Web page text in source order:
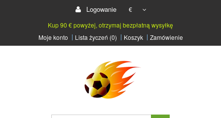
Logowanie
€
Kup 90 € powyżej, otrzymaj bezpłatną wysyłkę
Moje konto
Lista życzeń (0) Koszyk Zamówienie